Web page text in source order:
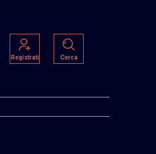
Registrati Cerca